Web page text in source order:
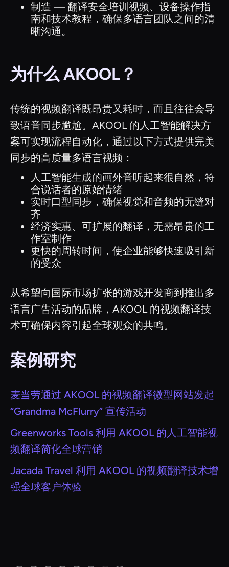
制造 — 翻译安全培训视频、设备操作指
南和技术教程，确保多语言团队之间的清
晰沟通。
为什么 AKOOL？
传统的视频翻译既昂贵又耗时，而且往往会导
致语音同步尴尬。AKOOL 的人工智能解决方
案可实现流程自动化，通过以下方式提供完美
同步的高质量多语言视频：
人工智能生成的画外音听起来很自然，符
合说话者的原始情绪
实时口型同步，确保视觉和音频的无缝对
齐
经济实惠、可扩展的翻译，无需昂贵的工
作室制作
更快的周转时间，使企业能够快速吸引新
的受众
从希望向国际市场扩张的游戏开发商到推出多
语言广告活动的品牌，AKOOL 的视频翻译技
术可确保内容引起全球观众的共鸣。
案例研究
麦当劳通过 AKOOL 的视频翻译微型网站发起
“Grandma McFlurry” 宣传活动
Greenworks Tools 利用 AKOOL 的人工智能视
频翻译简化全球营销
Jacada Travel 利用 AKOOL 的视频翻译技术增
强全球客户体验